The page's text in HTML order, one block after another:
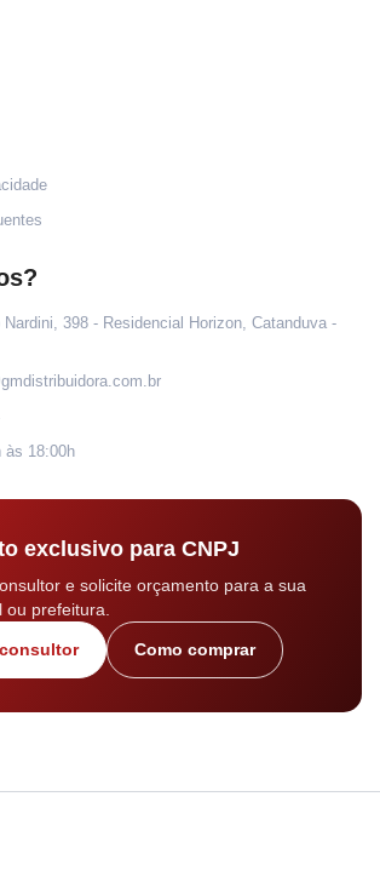
398 - Residencial Horizon, Catanduva -
às 18:00h
exclusivo para CNPJ
e solicite orçamento para a sua
prefeitura.
Como comprar